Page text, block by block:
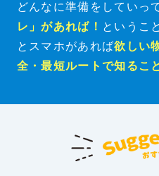
どんなに準備をしていっ
レ」があれば！ というこ
とスマホがあれば欲しい
全・最短ルートで知るこ